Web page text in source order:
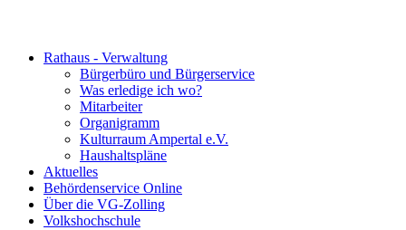
Rathaus - Verwaltung
Bürgerbüro und Bürgerservice
Was erledige ich wo?
Mitarbeiter
Organigramm
Kulturraum Ampertal e.V.
Haushaltspläne
Aktuelles
Behördenservice Online
Über die VG-Zolling
Volkshochschule